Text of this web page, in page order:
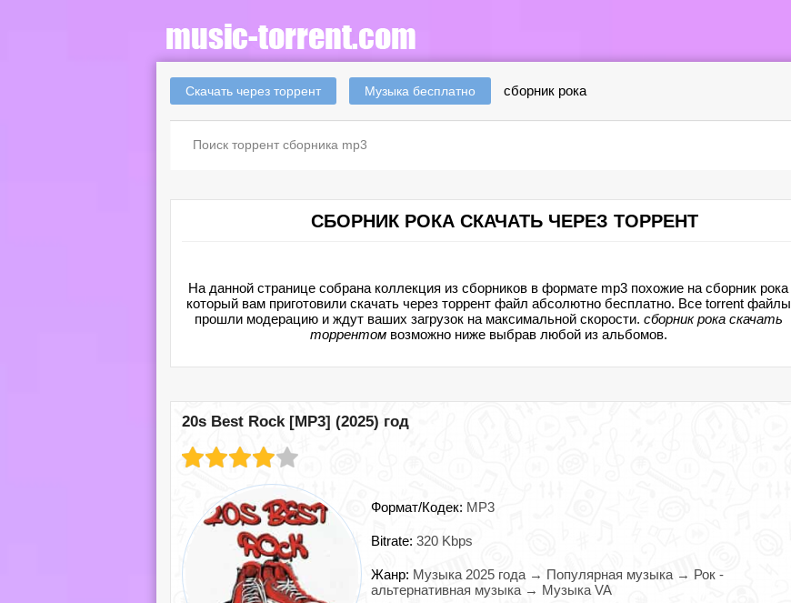
Скачать через торрент Музыка бесплатно сборник рока
СБОРНИК РОКА СКАЧАТЬ ЧЕРЕЗ ТОРРЕНТ
На данной странице собрана коллекция из сборников в формате mp3 похожие на сборник рока
который вам приготовили скачать через торрент файл абсолютно бесплатно. Все torrent файлы
прошли модерацию и ждут ваших загрузок на максимальной скорости. сборник рока скачать
торрентомвозможно ниже выбрав любой из альбомов.
20s Best Rock [MP3] (2025) год
Формат/Кодек: MP3
Bitrate: 320 Kbps
Жанр: Музыка 2025 года → Популярная музыка → Рок -
альтернативная музыка → Музыка VA